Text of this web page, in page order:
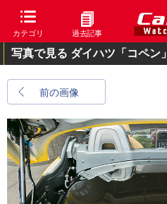
カテゴリ 過去記事
写真で見る ダイハツ「コペン」
前の画像